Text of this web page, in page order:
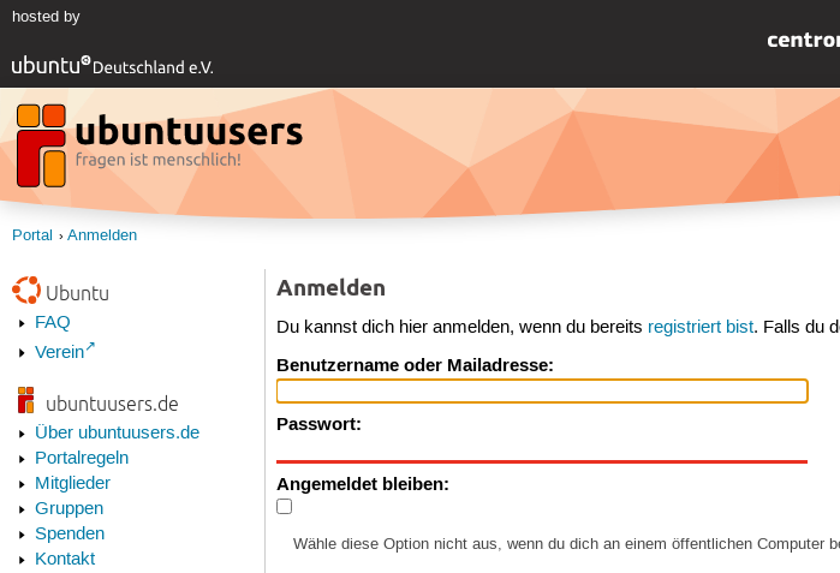
hosted by
Portal Anmelden
Ubuntu
FAQ
Verein
ubuntuusers.de
Über ubuntuusers.de
Portalregeln
Mitglieder
Gruppen
Spenden
Kontakt
Anmelden
Du kannst dich hier anmelden, wenn du bereits registriert bist. Falls du
Benutzername oder Mailadresse:
Passwort:
Angemeldet bleiben:
Wähle diese Option nicht aus, wenn du dich an einem öffentlichen Computer